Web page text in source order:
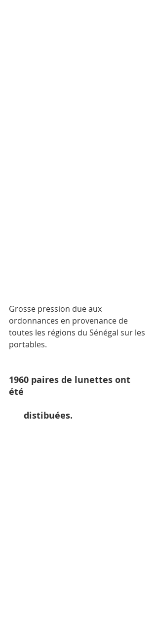
Grosse pression due aux
ordonnances en provenance de
toutes les régions du Sénégal sur les
portables.
1960 paires de lunettes ont
été
      distibuées.